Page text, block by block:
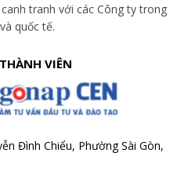
tranh với các Công ty trong
quốc tế.
VIÊN
Đình Chiểu, Phường Sài Gòn,